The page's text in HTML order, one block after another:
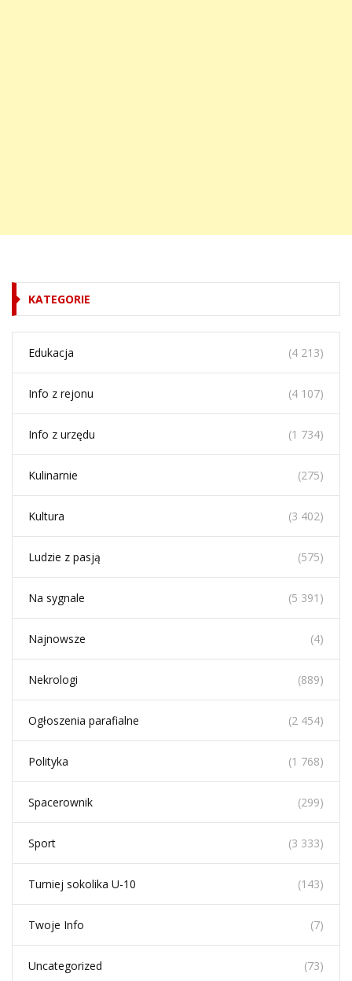
KATEGORIE
Edukacja (4 213)
Info z rejonu (4 107)
Info z urzędu (1 734)
Kulinarnie (275)
Kultura (3 402)
Ludzie z pasją (575)
Na sygnale (5 391)
Najnowsze (4)
Nekrologi (889)
Ogłoszenia parafialne (2 454)
Polityka (1 768)
Spacerownik (299)
Sport (3 333)
Turniej sokolika U-10 (143)
Twoje Info (7)
Uncategorized (73)